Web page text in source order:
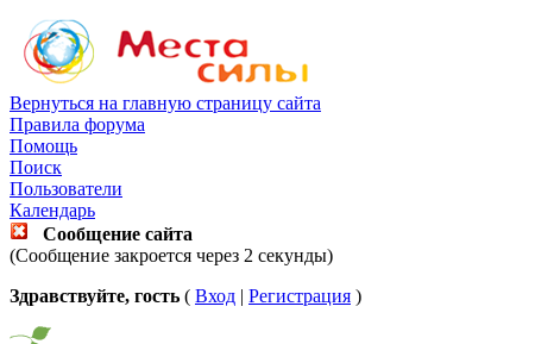
Вернуться на главную страницу сайта
Правила форума
Помощь
Поиск
Пользователи
Календарь
Сообщение сайта
(Сообщение закроется через 2 секунды)
Здравствуйте, гость ( Вход | Регистрация )